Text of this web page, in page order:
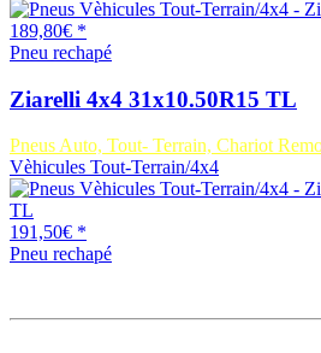
189,80€ *
Pneu rechapé
Ziarelli 4x4 31x10.50R15 TL
Pneus Auto, Tout- Terrain, Chariot
Vèhicules Tout-Terrain/4x4
191,50€ *
Pneu rechapé